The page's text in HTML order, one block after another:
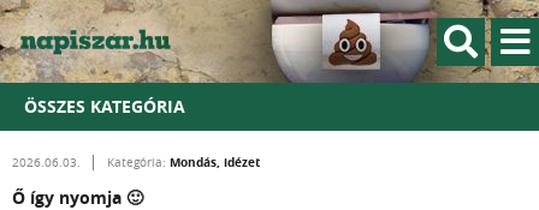
ÖSSZES KATEGÓRIA
2026.06.03. Kategória: Mondás, idézet
Ő így nyomja 🙂